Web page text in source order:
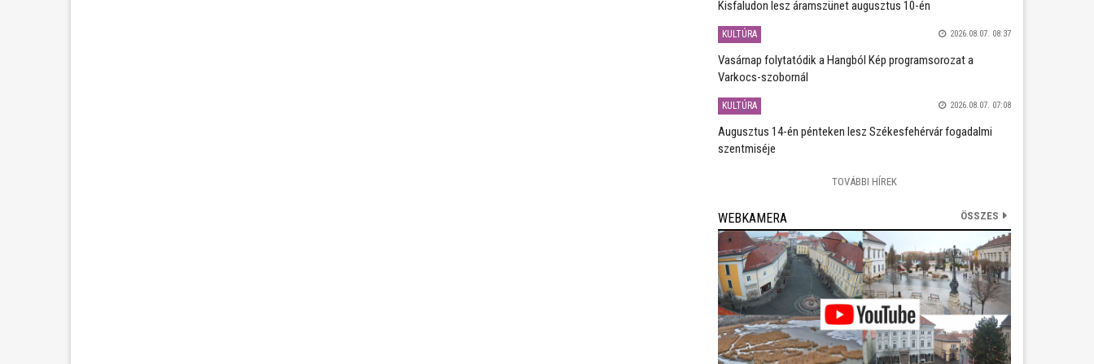
Kisfaludon lesz áramszünet augusztus 10-én
KULTÚRA 2026.08.07. 08:37
Vasárnap folytatódik a Hangból Kép programsorozat a
Varkocs-szobornál
KULTÚRA 2026.08.07. 07:08
Augusztus 14-én pénteken lesz Székesfehérvár fogadalmi
szentmiséje
TOVÁBBI HÍREK
WEBKAMERA ÖSSZES